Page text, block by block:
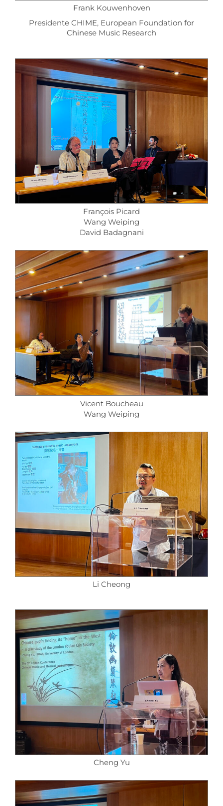
Frank Kouwenhoven
Presidente CHIME, European Foundation for
Chinese Music Research
François Picard
Wang Weiping
David Badagnani
Vicent Boucheau
Wang Weiping
Li Cheong
Cheng Yu